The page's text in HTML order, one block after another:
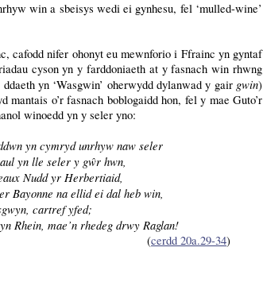
win a sbeisys wedi ei gynhesu, fel ‘mulled-wine’
cafodd nifer ohonyt eu mewnforio i Ffrainc yn gyntaf
cyson yn y farddoniaeth at y fasnach win rhwng
yn ‘Wasgwin’ oherwydd dylanwad y gair gwin)
o’r fasnach boblogaidd hon, fel y mae Guto’r
winoedd yn y seler yno:
yn cymryd unrhyw naw seler
yn lle seler y gŵr hwn,
Nudd yr Herbertiaid,
Bayonne na ellid ei dal heb win,
cartref yfed;
Rhein, mae’n rhedeg drwy Raglan!
(cerdd 20a.29-34)